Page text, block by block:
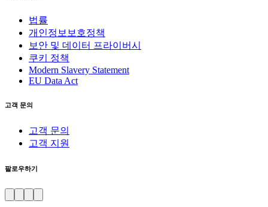
법률
개인정보보호정책
보안 및 데이터 프라이버시
쿠키 정책
Modern Slavery Statement
EU Data Act
고객 문의
고객 문의
고객 지원
팔로우하기